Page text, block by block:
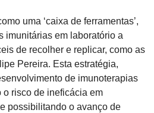
uma ‘caixa de ferramentas’,
imunitárias em laboratório a
de recolher e replicar, como as
Pereira. Esta estratégia,
de imunoterapias
o risco de ineficácia em
possibilitando o avanço de